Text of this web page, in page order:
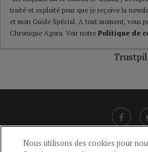
traité et exploité pour que je reçoive la
et mon Guide Spécial. A tout moment, vous
Chronique Agora. Voir notre Politique de
Nous utilisons des cookies pour